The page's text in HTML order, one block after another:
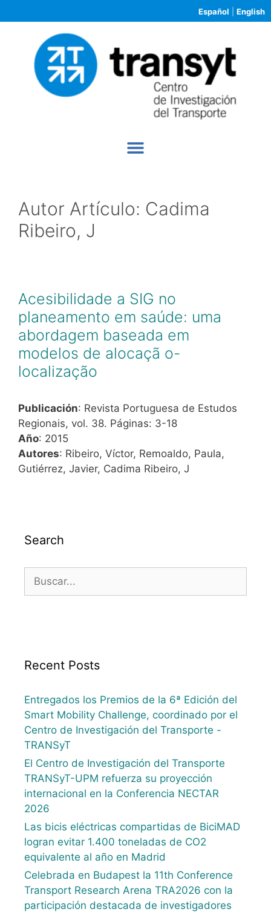
Español English
Autor Artículo: Cadima
Ribeiro, J
Acesibilidade a SIG no
planeamento em saúde: uma
abordagem baseada em
modelos de alocaçã o-
localização
Publicación: Revista Portuguesa de Estudos
Regionais, vol. 38. Páginas: 3-18
Año: 2015
Autores: Ribeiro, Víctor, Remoaldo, Paula,
Gutiérrez, Javier, Cadima Ribeiro, J
Search
Recent Posts
Entregados los Premios de la 6ª Edición del
Smart Mobility Challenge, coordinado por el
Centro de Investigación del Transporte -
TRANSyT
El Centro de Investigación del Transporte
TRANSyT-UPM refuerza su proyección
internacional en la Conferencia NECTAR
2026
Las bicis eléctricas compartidas de BiciMAD
logran evitar 1.400 toneladas de CO2
equivalente al año en Madrid
Celebrada en Budapest la 11th Conference
Transport Research Arena TRA2026 con la
participación destacada de investigadores